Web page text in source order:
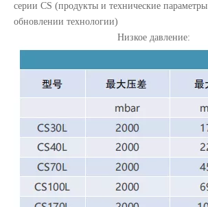
серии CS (продукты и технические
обновлении технологии)
Низкое давление: